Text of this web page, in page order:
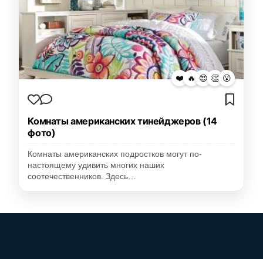
❤️ 🔥 😍 👏 😮
Комнаты американских тинейджеров (14
фото)
Комнаты американских подростков могут по-
настоящему удивить многих наших
соотечественников. Здесь…